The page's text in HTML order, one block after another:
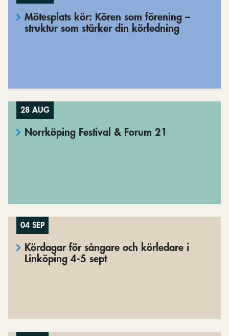
Mötesplats kör: Kören som förening –
struktur som stärker din körledning
28 AUG
Norrköping Festival & Forum 21
04 SEP
Kördagar för sångare och körledare i
Linköping 4-5 sept